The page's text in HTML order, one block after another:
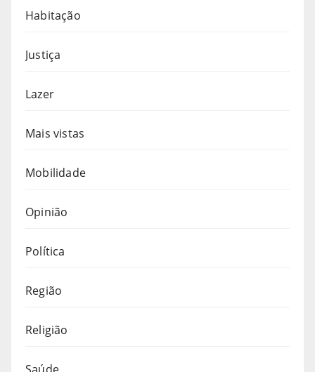
Habitação
Justiça
Lazer
Mais vistas
Mobilidade
Opinião
Política
Região
Religião